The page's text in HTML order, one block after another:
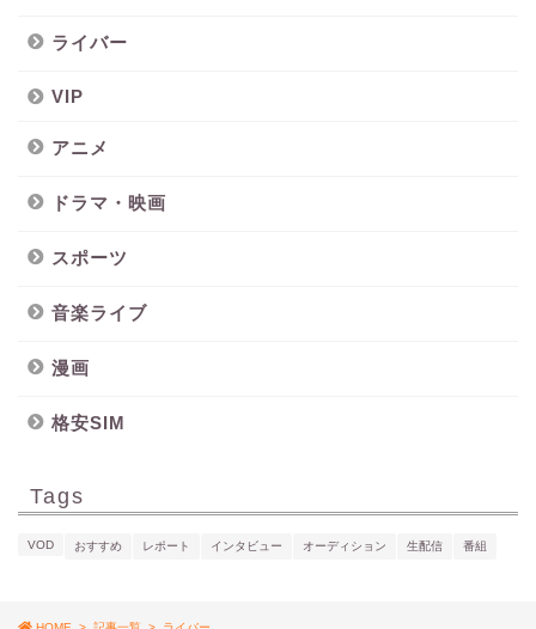
ライバー
VIP
アニメ
ドラマ・映画
スポーツ
音楽ライブ
漫画
格安SIM
Tags
VOD おすすめ レポート インタビュー オーディション 生配信 番組